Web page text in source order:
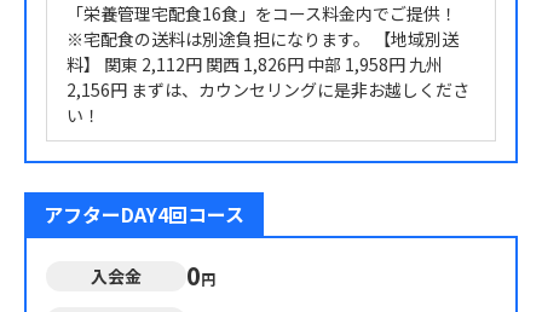
「栄養管理宅配食16食」をコース料金内でご提供！
※宅配食の送料は別途負担になります。 【地域別送
料】 関東 2,112円 関西 1,826円 中部 1,958円 九州
2,156円 まずは、カウンセリングに是非お越しくださ
い！
アフターDAY4回コース
入会金 0円